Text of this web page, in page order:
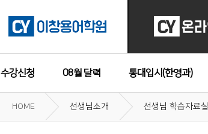
수강신청 08월 달력 통대입시(한영과)
수강후기
HOME 선생님소개 선생님 학습자료실